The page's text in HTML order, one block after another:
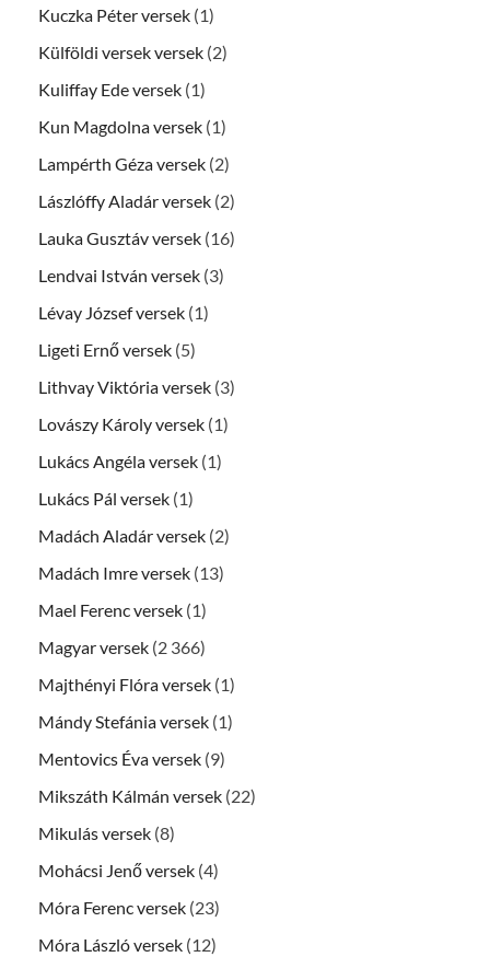
Kuczka Péter versek (1)
Külföldi versek versek (2)
Kuliffay Ede versek (1)
Kun Magdolna versek (1)
Lampérth Géza versek (2)
Lászlóffy Aladár versek (2)
Lauka Gusztáv versek (16)
Lendvai István versek (3)
Lévay József versek (1)
Ligeti Ernő versek (5)
Lithvay Viktória versek (3)
Lovászy Károly versek (1)
Lukács Angéla versek (1)
Lukács Pál versek (1)
Madách Aladár versek (2)
Madách Imre versek (13)
Mael Ferenc versek (1)
Magyar versek (2 366)
Majthényi Flóra versek (1)
Mándy Stefánia versek (1)
Mentovics Éva versek (9)
Mikszáth Kálmán versek (22)
Mikulás versek (8)
Mohácsi Jenő versek (4)
Móra Ferenc versek (23)
Móra László versek (12)